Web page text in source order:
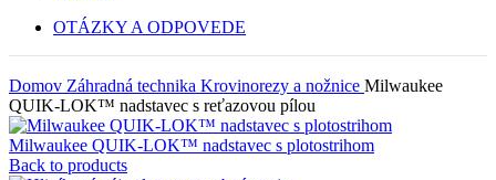
OTÁZKY A ODPOVEDE
Domov Záhradná technika Krovinorezy a nožnice Milwaukee
QUIK-LOK™ nadstavec s reťazovou pílou
Milwaukee QUIK-LOK™ nadstavec s plotostrihom
Back to products